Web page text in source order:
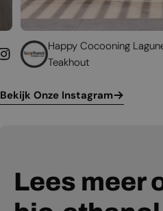
Cocooning Lagune Rond 60
Bekijk Onze Instagram
Lees meer